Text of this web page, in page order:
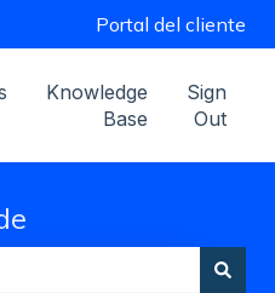
Mostrar submenú de
Portal del cliente
Knowledge
Base
Sign
Out